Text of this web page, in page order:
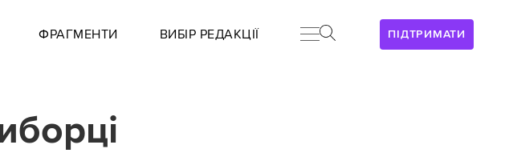
ПІДТРИМАТИ
ФРАГМЕНТИ ВИБІР РЕДАКЦІЇ